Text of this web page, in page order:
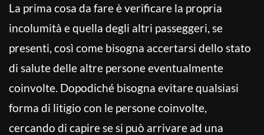
La prima cosa da fare è verificare la propria
incolumità e quella degli altri passeggeri, se
presenti, così come bisogna accertarsi dello stato
di salute delle altre persone eventualmente
coinvolte. Dopodiché bisogna evitare qualsiasi
forma di litigio con le persone coinvolte,
cercando di capire se si può arrivare ad una